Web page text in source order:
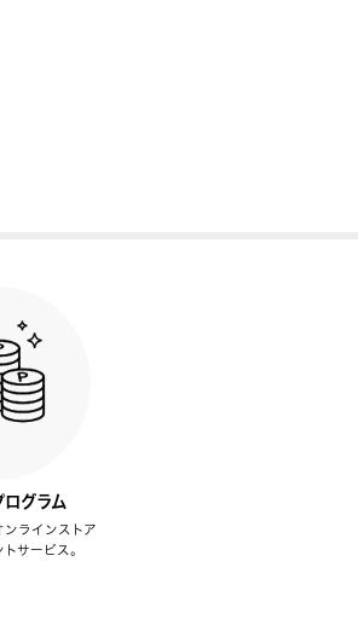
ログラム
ラインストア
サービス。